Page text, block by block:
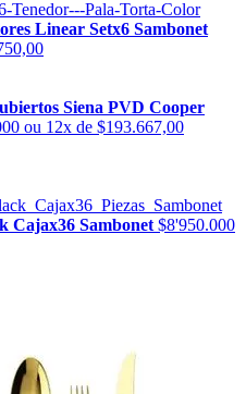
Linear Setx6 Sambonet
Siena PVD Cooper
ou 12x de $193.667,00
Cajax36 Sambonet $8'950.000